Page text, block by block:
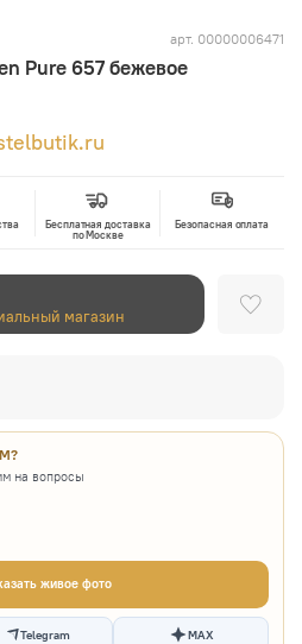
арт. 00000006471
Pure 657 бежевое
Бесплатная доставка
по Москве
Безопасная оплата
магазин
на вопросы
живое фото
Telegram MAX